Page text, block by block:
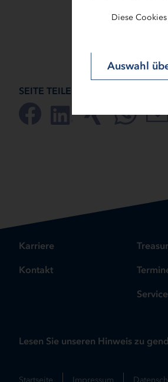
Diese
Auswahl
SEITE TEILEN:
Karriere
Kontakt
Service
Lesen Sie unseren Hinweis zu
Startseite Impressum